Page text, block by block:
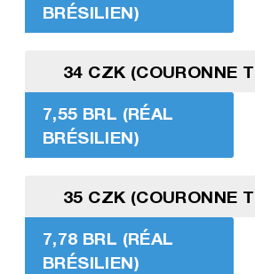
BRÉSILIEN)
34 CZK (COURONNE
7,55 BRL (RÉAL
BRÉSILIEN)
35 CZK (COURONNE
7,78 BRL (RÉAL
BRÉSILIEN)